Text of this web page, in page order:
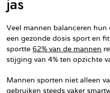
Veel mannen balanceren
een gezonde dosis sport en
sportte62% van de mannen
stijging van 4% ten opzichte
Mannen sporten niet alleen
gebruiken steeds vaker